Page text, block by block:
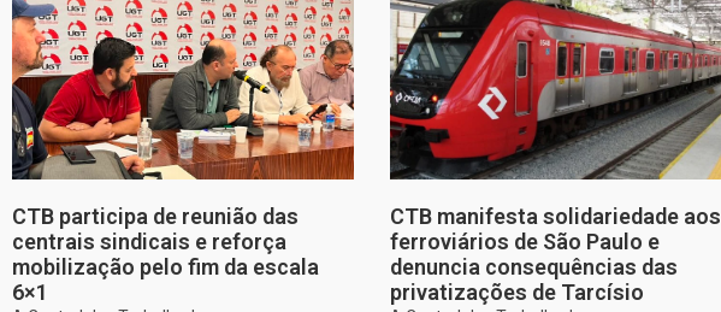
CTB participa de reunião das
centrais sindicais e reforça
mobilização pelo fim da escala
6×1
CTB manifesta solidariedade aos
ferroviários de São Paulo e
denuncia consequências das
privatizações de Tarcísio